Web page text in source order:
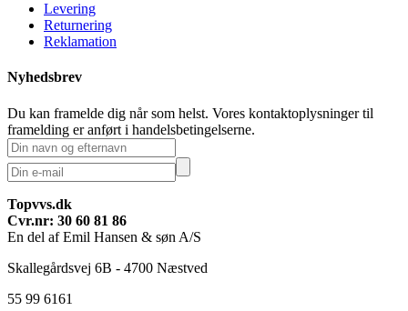
Levering
Returnering
Reklamation
Nyhedsbrev
Du kan framelde dig når som helst. Vores kontaktoplysninger til
framelding er anført i handelsbetingelserne.
Topvvs.dk
Cvr.nr: 30 60 81 86
En del af Emil Hansen & søn A/S
Skallegårdsvej 6B - 4700 Næstved
55 99 6161